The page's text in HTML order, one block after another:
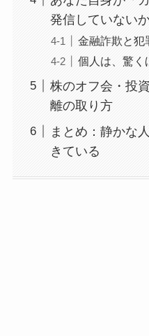
発信していない
金融詐欺と犯
個人は、驚く
株のオフ会・投
離の取り方
まとめ：静かな
きている